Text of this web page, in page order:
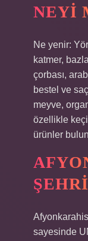
NEYI
Ne yenir:
katmer,
çorbası,
bestel ve
meyve,
özellikle
ürünler
sayesinde